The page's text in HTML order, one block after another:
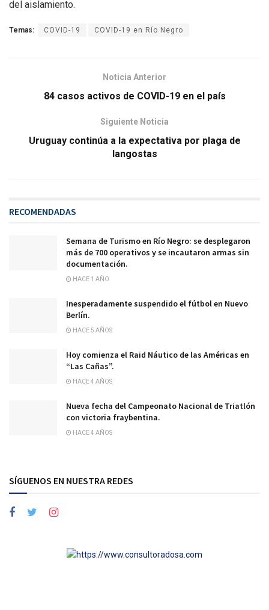
del aislamiento.
Temas: COVID-19 COVID-19 en Río Negro
Noticia Anterior
84 casos activos de COVID-19 en el país
Siguiente Noticia
Uruguay continúa a la expectativa por plaga de
langostas
RECOMENDADAS
Semana de Turismo en Río Negro: se desplegaron
más de 700 operativos y se incautaron armas sin
documentación.
HACE 1 AÑO
Inesperadamente suspendido el fútbol en Nuevo
Berlín.
HACE 5 AÑOS
Hoy comienza el Raid Náutico de las Américas en
“Las Cañas”.
HACE 4 AÑOS
Nueva fecha del Campeonato Nacional de Triatlón
con victoria fraybentina.
HACE 4 AÑOS
SÍGUENOS EN NUESTRA REDES